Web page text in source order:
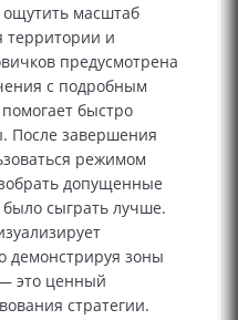
ощутить масштаб
территории и
предусмотрена
с подробным
быстро
После завершения
режимом
допущенные
сыграть лучше.
демонстрируя зоны
это ценный
стратегии.